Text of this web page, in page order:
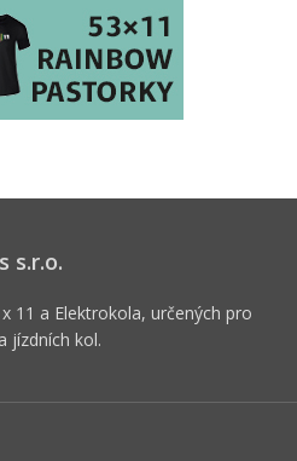
s.r.o.
11 a Elektrokola, určených pro
jízdních kol.